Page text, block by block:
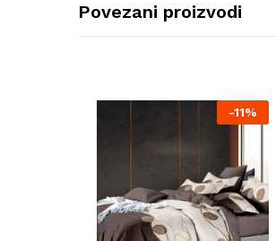
Povezani proizvodi
-11%